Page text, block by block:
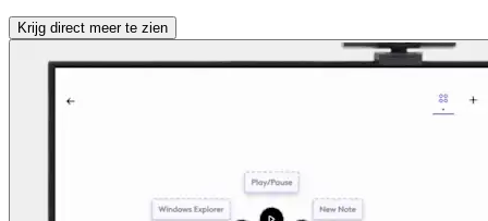
Krijg direct meer te zien